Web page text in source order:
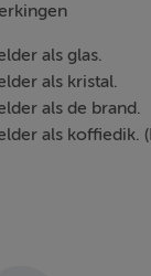
als glas.
als kristal.
als de brand.
als koffiedik.